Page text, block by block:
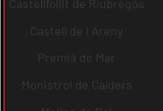
Castellfollit de Riubregós
Castell de l´Areny
Premià de Mar
Monistrol de Calders